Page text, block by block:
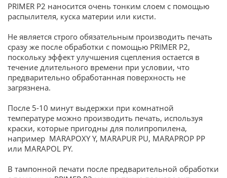
PRIMER P2 наносится очень тонким слоем с помощью
распылителя, куска материи или кисти.
Не является строго обязательным производить печать
сразу же после обработки с помощью PRIMER P2,
поскольку эффект улучшения сцепления остается в
течение длительного времени при условии, что
предварительно обработанная поверхность не
загрязнена.
После 5-10 минут выдержки при комнатной
температуре можно производить печать, используя
краски, которые пригодны для полипропилена,
например MARAPOXY Y, MARAPUR PU, MARAPROP PP
или MARAPOL PY.
В тампонной печати после предварительной обработки